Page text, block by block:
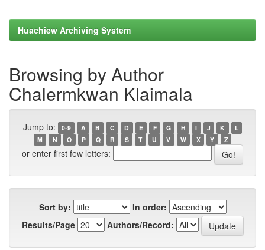
Huachiew Archiving System
Browsing by Author
Chalermkwan Klaimala
Jump to: 0-9 A B C D E F G H I J K
L
M
N O P Q R S T U V W X Y Z
or enter first few letters:
Sort by:
In order:
Results/Page
Authors/Record: